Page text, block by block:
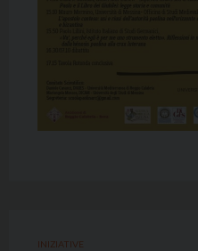
INIZIATIVE